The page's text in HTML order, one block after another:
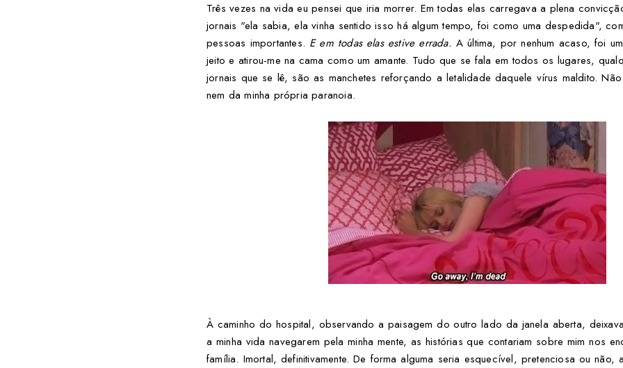
Três vezes na vida eu pensei que iria morrer. Em todas elas carregava a plena
jornais "ela sabia, ela vinha sentido isso há algum tempo, foi como uma despedida",
pessoas importantes. E em todas elas estive errada. A última, por nenhum acaso, foi
jeito e atirou-me na cama como um amante. Tudo que se fala em todos os lugares,
jornais que se lê, são as manchetes reforçando a letalidade daquele vírus maldito.
nem da minha própria paranoia.
À caminho do hospital, observando a paisagem do outro lado da janela aberta,
a minha vida navegarem pela minha mente, as histórias que contariam sobre mim nos
família. Imortal, definitivamente. De forma alguma seria esquecível, pretenciosa ou não,